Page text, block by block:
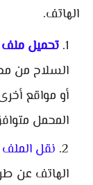
الهاتف.
تحميل ملف
السلاح من
أو مواقع
المحمل
نقل
الهاتف عن